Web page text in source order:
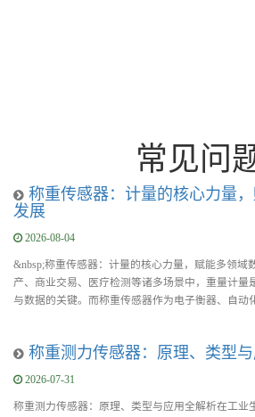
常见问
称重传感器：计量的核心力量
发展
2026-08-04
&nbsp;称重传感器：计量的核心力量，赋能多领域
产、商业交易、医疗检测等诸多场景中，重量计量
与数据的关键。而称重传感器作为电子衡器、自动
称重测力传感器：原理、类型
2026-07-31
称重测力传感器：原理、类型与应用全解析在工业